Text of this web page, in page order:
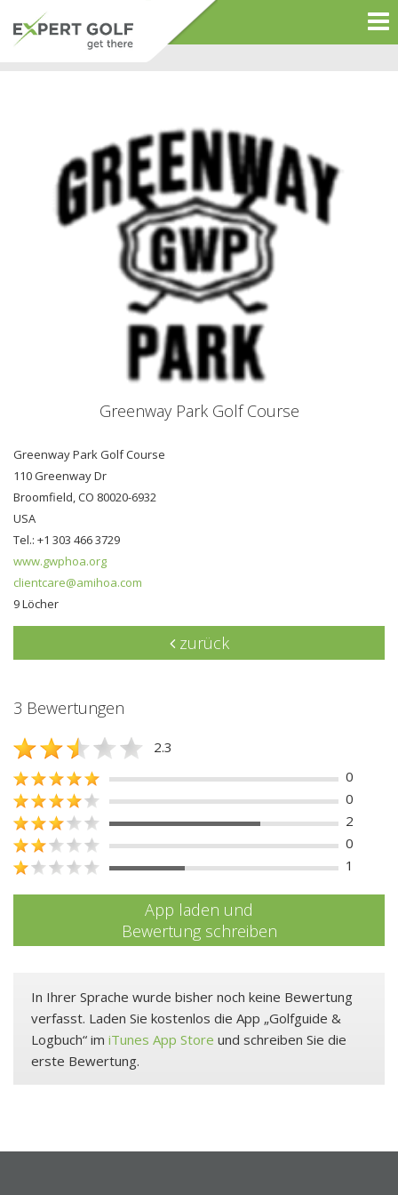
Greenway Park Golf Course
Greenway Park Golf Course
110 Greenway Dr
Broomfield, CO 80020-6932
USA
Tel.: +1 303 466 3729
www.gwphoa.org
clientcare@amihoa.com
9 Löcher
zurück
3 Bewertungen
2.3
0
0
2
0
1
App laden und
Bewertung schreiben
In Ihrer Sprache wurde bisher noch keine Bewertung
verfasst. Laden Sie kostenlos die App „Golfguide &
Logbuch“ im iTunes App Store und schreiben Sie die
erste Bewertung.